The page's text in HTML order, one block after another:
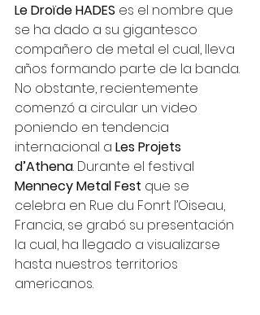
Le Droïde HADES es el nombre que
se ha dado a su gigantesco
compañero de metal el cual, lleva
años formando parte de la banda.
No obstante, recientemente
comenzó a circular un video
poniendo en tendencia
internacional a Les Projets
d’Athena. Durante el festival
Mennecy Metal Fest que se
celebra en Rue du Fonrt I’Oiseau,
Francia, se grabó su presentación
la cual, ha llegado a visualizarse
hasta nuestros territorios
americanos.